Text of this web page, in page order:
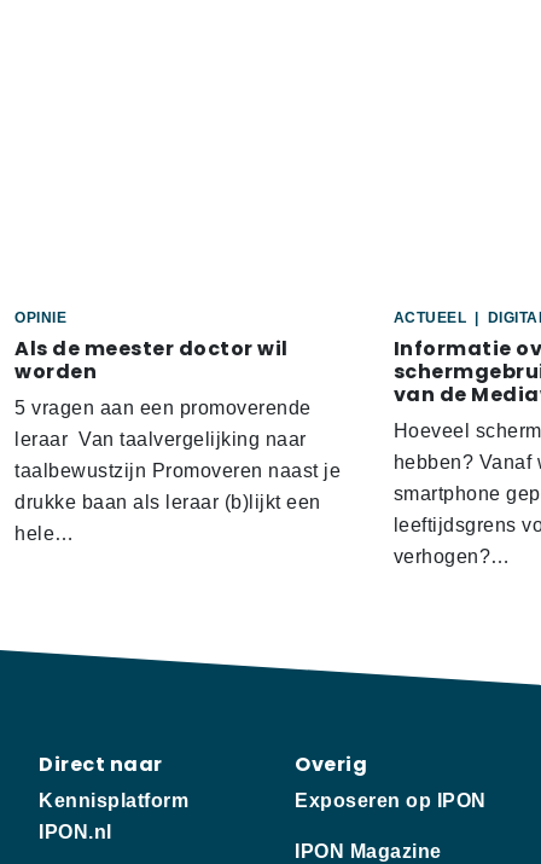
OPINIE
Als de meester doctor wil
worden
5 vragen aan een promoverende
leraar Van taalvergelijking naar
taalbewustzijn Promoveren naast je
drukke baan als leraar (b)lijkt een
hele…
ACTUEEL
Informatie
van de
Hoeveel
hebben?
smartphone
leeftijdsgrens
verhogen?…
Direct naar
Kennisplatform
IPON.nl
Overig
Exposeren op IPON
IPON Magazine